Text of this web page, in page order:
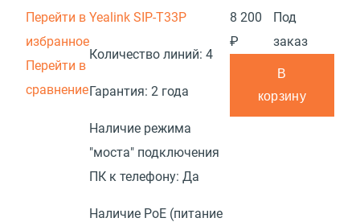
Перейти в
избранное
Перейти в
сравнение
Yealink SIP-T33P
Количество линий: 4
Гарантия: 2 года
Наличие режима
"моста" подключения
ПК к телефону: Да
Наличие PoE (питание
8 200
₽
Под
заказ
В
корзину